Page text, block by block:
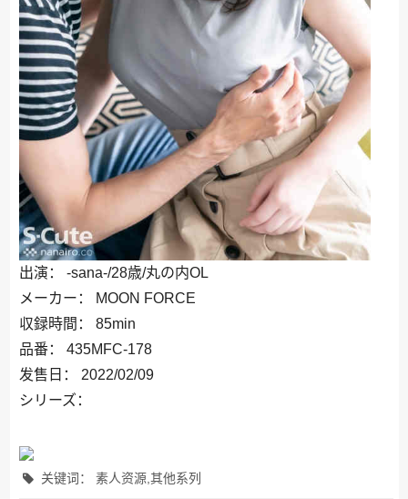
出演： -sana-/28歳/丸の内OL
メーカー： MOON FORCE
収録時間： 85min
品番： 435MFC-178
发售日： 2022/02/09
シリーズ：
关键词： 素人资源,其他系列